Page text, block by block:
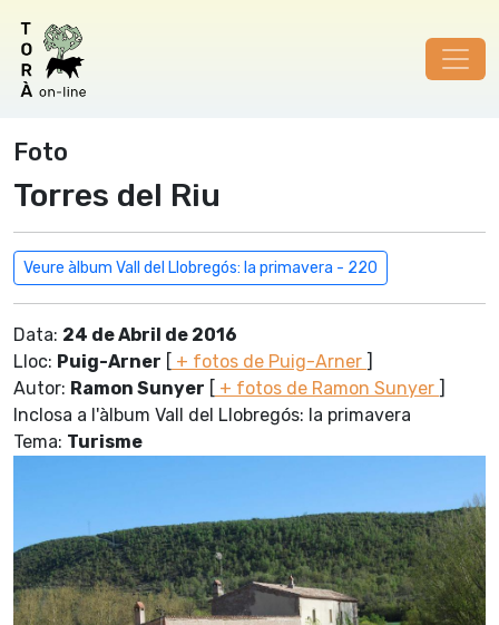
Foto
Torres del Riu
Veure àlbum Vall del Llobregós: la primavera - 220
Data: 24 de Abril de 2016
Lloc: Puig-Arner [ + fotos de Puig-Arner ]
Autor: Ramon Sunyer [ + fotos de Ramon Sunyer ]
Inclosa a l'àlbum Vall del Llobregós: la primavera
Tema: Turisme